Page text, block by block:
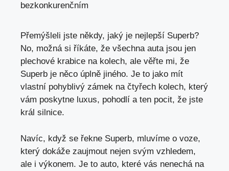
bezkonkurenčním
Přemýšleli jste někdy, jaký je nejlepší Superb?
No, možná si říkáte, že všechna auta jsou jen
plechové krabice na kolech, ale věřte mi, že
Superb je něco úplně jiného. Je to jako mít
vlastní pohyblivý zámek na čtyřech kolech, který
vám poskytne luxus, pohodlí a ten pocit, že jste
král silnice.
Navíc, když se řekne Superb, mluvíme o voze,
který dokáže zaujmout nejen svým vzhledem,
ale i výkonem. Je to auto, které vás nenechá na